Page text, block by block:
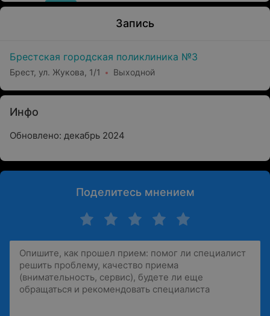
Запись
Брестская городская поликлиника №3
Брест, ул. Жукова, 1/1 Выходной
Инфо
Обновлено: декабрь 2024
Поделитесь мнением